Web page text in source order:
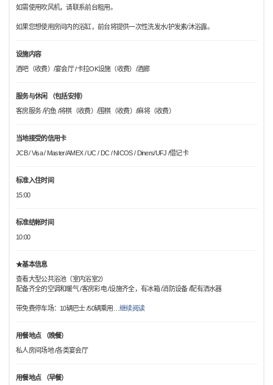
如需使用吹风机，请联系前台租用。
如果您想使用房间内的浴缸，前台将提供一次性洗发水/护发素/沐浴露。
设施内容
酒吧（收费）/宴会厅 /卡拉OK设施（收费）/酒廊
服务与休闲 （包括安排）
客房服务 /钓鱼 /将棋（收费）/围棋（收费）/麻将（收费）
当地接受的信用卡
JCB / Visa / Master/AMEX / UC / DC / NICOS / Diners/UFJ /借记卡
标准入住时间
15:00
标准结帐时间
10:00
★基本信息
查看大型公共浴池（室内浴室2）
配备齐全的空调和暖气 /客房彩电 /设施齐全，有冰箱 /消防设备 /配有洒水器
带免费停车场：10辆巴士 /50辆乘用 …继续阅读
用餐地点 （晚餐）
私人房间场地 /各类宴会厅
用餐地点 （早餐）